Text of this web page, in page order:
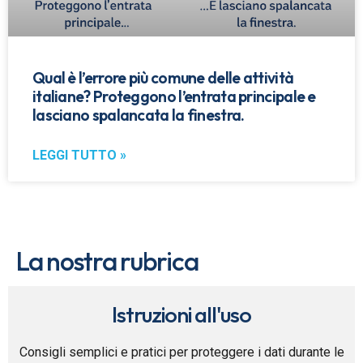
Qual è l’errore più comune delle attività
italiane? Proteggono l’entrata principale e
lasciano spalancata la finestra.
LEGGI TUTTO »
La nostra rubrica
Istruzioni all'uso
Consigli semplici e pratici per proteggere i dati durante le